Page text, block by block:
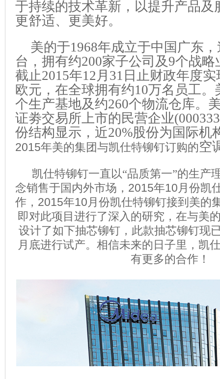
于持续的技术革新，以提升产品及
更舒适、更美好。
美的于1968年成立于中国广东
台，拥有约200家子公司及9个战
截止2015年12月31日止财政年度
欧元，在全球拥有约10万名员工。
个生产基地及约260个物流仓库。
证劵交易所上市的民营企业
份结构显示，近20%股份为国际机
2015年美的集团与凯仕特铆钉订购的空
凯仕特铆钉一直以“品质第一”的生产
念销售于国内外市场， 2015年10月份凯
作， 2015年10月份凯仕特铆钉接到美的
即对此项目进行了深入的研究，在与美
设计了如下抽芯铆钉，此款抽芯铆钉现
月底进行试产。相信未来的日子里，凯
有更多的合作！